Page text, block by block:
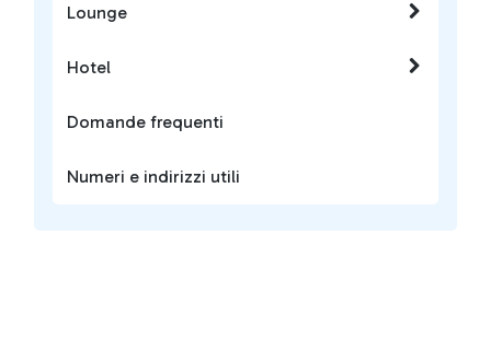
Lounge
Hotel
Domande frequenti
Numeri e indirizzi utili